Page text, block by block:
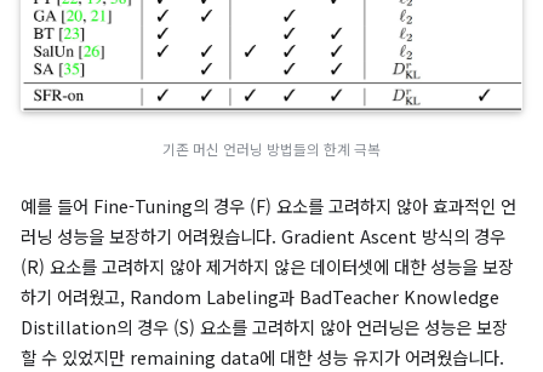
(F)는 forget data의 손실을 증가시켜 해당 데이터의 영향을 제
고, (R)은 remaining data의 손실을 최소화해 모델이 기존 성능
지하도록 조절합니다.
data에서의 업데이트를 줄이며 두 데이터셋 간의 간 영향을 조절
다.
기존 머신 언러닝 방식들은 (F), (R), (S)의 세 가지 요소 중 하나
놓친 형태였습니다.